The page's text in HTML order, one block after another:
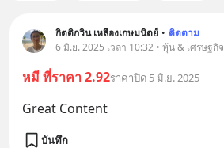
กิตติกวิน เหลืองเกษมนิตย์ • ติดตาม
6 มิ.ย. 2025 เวลา 10:32 • หุ้น & เศรษฐกิจ
หมี ที่ราคา 2.92ราคาปิด 5 มิ.ย. 2025
Great Content
บันทึก